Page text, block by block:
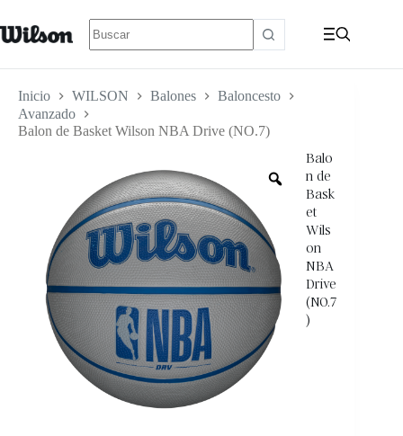
Inicio WILSON Balones
Baloncesto
Avanzado
Balon de Basket Wilson NBA Drive (NO.7)
Balo
n de
Bask
et
Wils
on
NBA
Drive
(NO.7
)